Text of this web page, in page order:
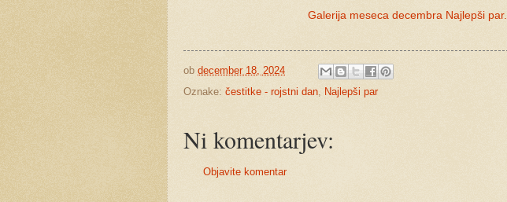
Galerija meseca decembra Najlepši par.
ob december 18, 2024
Oznake: čestitke - rojstni dan Najlepši par
Ni komentarjev:
Objavite komentar